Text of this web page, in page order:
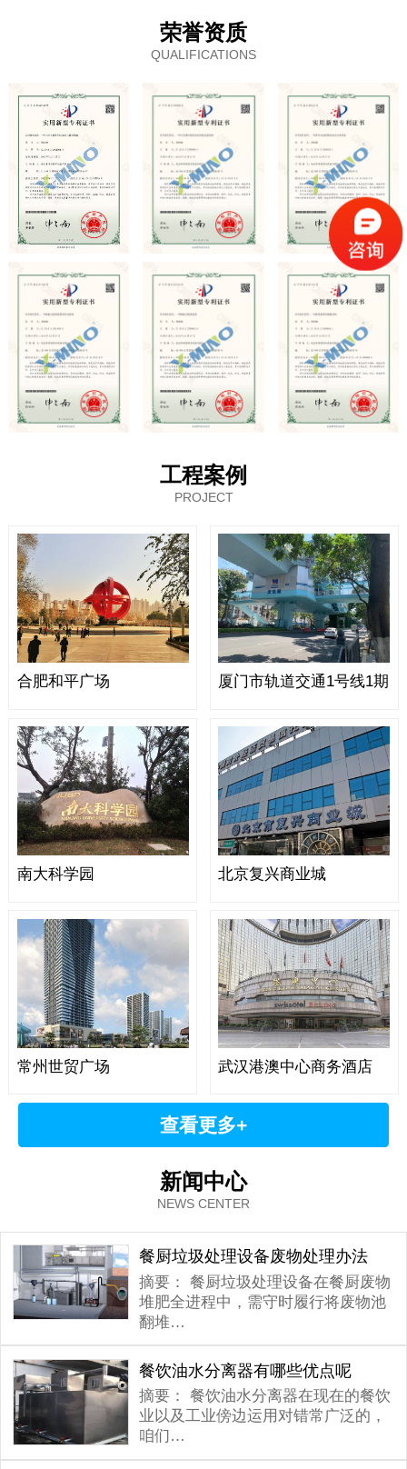
荣誉资质
QUALIFICATIONS
工程案例
PROJECT
合肥和平广场 厦门市轨道交通1号线1期
南大科学园 北京复兴商业城
常州世贸广场 武汉港澳中心商务酒店
查看更多+
新闻中心
NEWS CENTER
餐厨垃圾处理设备废物处理办法
摘要：
餐厨垃圾处理设备在餐厨废物
堆肥全进程中，需守时履行将废物池
翻堆…
餐饮油水分离器有哪些优点呢
摘要：
餐饮油水分离器在现在的餐饮
业以及工业傍边运用对错常广泛的，
咱们…